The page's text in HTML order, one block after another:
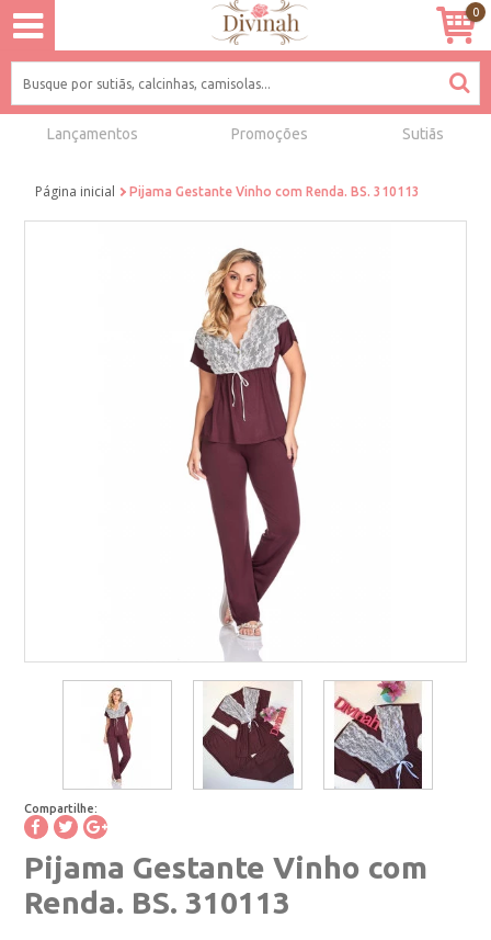
0
Lançamentos Promoções Sutiãs
Página inicial Pijama Gestante Vinho com Renda. BS. 310113
Compartilhe:
Pijama Gestante Vinho com
Renda. BS. 310113